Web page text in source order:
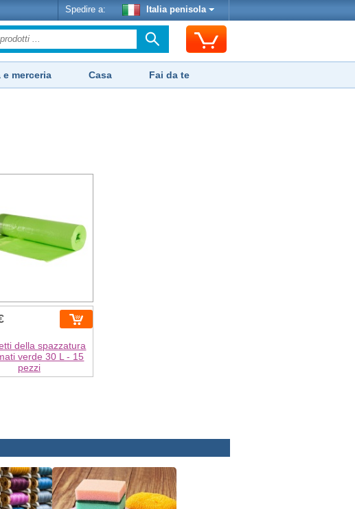
Spedire a: Italia penisola
e merceria Casa Fai da te
della spazzatura
verde 30 L - 15
pezzi